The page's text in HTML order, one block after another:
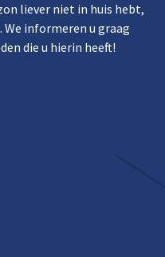
liever niet in huis hebt,
informeren u graag
die u hierin heeft!